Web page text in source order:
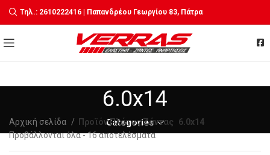
Τηλ.: 2610222416 | Παπανδρέου Γεωργίου 83, Πάτρα
6.0x14
Categories
Αρχική σελίδα Προϊόν Πλάτος Ζάντας
6.0x14
Προβάλλονται όλα - 16 αποτελέσματαSorted